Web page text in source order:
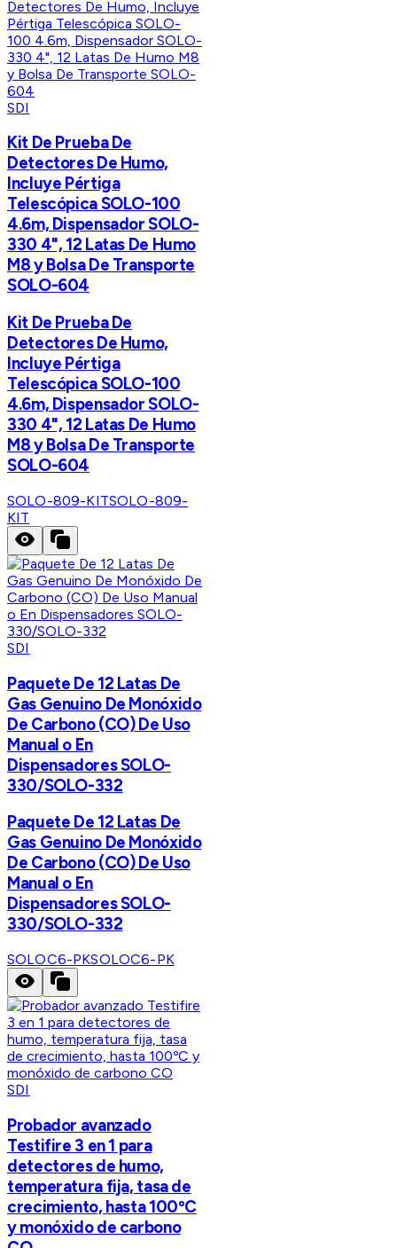
SDI
Kit De Prueba De
Detectores De Humo,
Incluye Pértiga
Telescópica SOLO-100
4.6m, Dispensador SOLO-
330 4", 12 Latas De Humo
M8 y Bolsa De Transporte
SOLO-604
Kit De Prueba De
Detectores De Humo,
Incluye Pértiga
Telescópica SOLO-100
4.6m, Dispensador SOLO-
330 4", 12 Latas De Humo
M8 y Bolsa De Transporte
SOLO-604
SOLO-809-KITSOLO-809-
KIT
SDI
Paquete De 12 Latas De
Gas Genuino De Monóxido
De Carbono (CO) De Uso
Manual o En
Dispensadores SOLO-
330/SOLO-332
Paquete De 12 Latas De
Gas Genuino De Monóxido
De Carbono (CO) De Uso
Manual o En
Dispensadores SOLO-
330/SOLO-332
SOLOC6-PKSOLOC6-PK
SDI
Probador avanzado
Testifire 3 en 1 para
detectores de humo,
temperatura fija, tasa de
crecimiento, hasta 100ºC
y monóxido de carbono